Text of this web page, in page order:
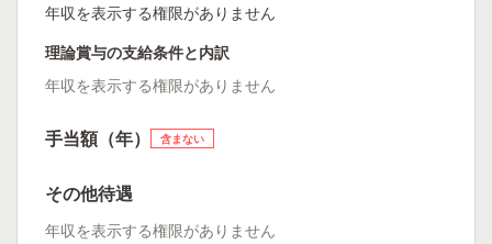
年収を表示する権限がありません
理論賞与の支給条件と内訳
年収を表示する権限がありません
手当額（年） 含まない
その他待遇
年収を表示する権限がありません